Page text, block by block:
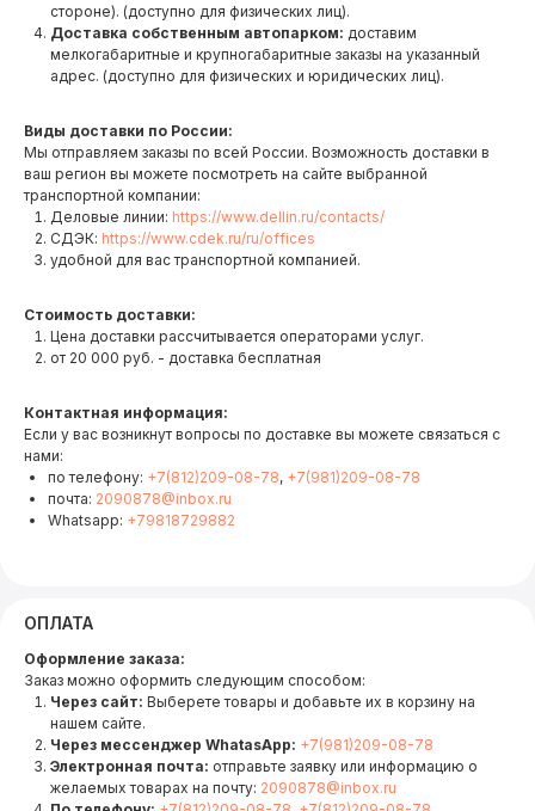
стороне). (доступно для физических лиц).
Доставка собственным автопарком: доставим
мелкогабаритные и крупногабаритные заказы на указанный
адрес. (доступно для физических и юридических лиц).
Виды доставки по России:
Мы отправляем заказы по всей России. Возможность доставки в
ваш регион вы можете посмотреть на сайте выбранной
транспортной компании:
Деловые линии: https://www.dellin.ru/contacts/
СДЭК: https://www.cdek.ru/ru/offices
удобной для вас транспортной компанией.
Стоимость доставки:
Цена доставки рассчитывается операторами услуг.
от 20 000 руб. - доставка бесплатная
Контактная информация:
Если у вас возникнут вопросы по доставке вы можете связаться с
нами:
по телефону: +7(812)209-08-78, +7(981)209-08-78
почта: 2090878@inbox.ru
Whatsapp: +79818729882
ОПЛАТА
Оформление заказа:
Заказ можно оформить следующим способом:
Через сайт: Выберете товары и добавьте их в корзину на
нашем сайте.
Через мессенджер WhatasApp: +7(981)209-08-78
Электронная почта: отправьте заявку или информацию о
желаемых товарах на почту: 2090878@inbox.ru